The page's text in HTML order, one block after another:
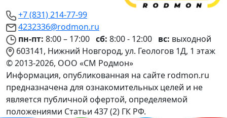
+7 (831) 214-77-99
4232336@rodmon.ru
пн-пт: 8:00 – 17:00 сб: 8:00 - 12:00 вс: выходной
603141, Нижний Новгород, ул. Геологов 1Д, 1 этаж
© 2013-2026, ООО «СМ Родмон»
Информация, опубликованная на сайте rodmon.ru
предназначена для ознакомительных целей и не
является публичной офертой, определяемой
положениями Статьи 437 (2) ГК РФ.